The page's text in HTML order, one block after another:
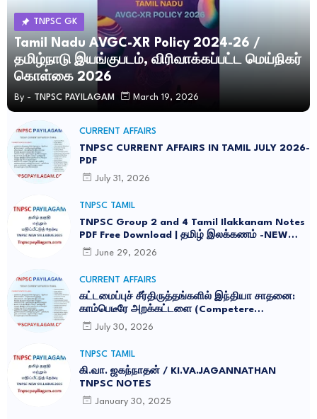
TNPSC GK
Tamil Nadu AVGC-XR Policy 2024-26 /
தமிழ்நாடு இயங்குபடம், விரிவாக்கப்பட்ட மெய்நிகர்
கொள்கை 2026
By - TNPSC PAYILAGAM March 19, 2026
CURRENT AFFAIRS
TNPSC CURRENT AFFAIRS IN TAMIL JULY 2026-
PDF
July 31, 2026
TNPSC TAMIL
TNPSC Group 2 and 4 Tamil Ilakkanam Notes
PDF Free Download | தமிழ் இலக்கணம் -NEW
SYLLABUS UPDATED -2026
June 29, 2026
CURRENT AFFAIRS
கட்டமைப்புச் சீர்திருத்தங்களில் இந்தியா சாதனை:
காம்பெடீரே அறக்கட்டளை (Competere
Foundation) வெளியிட்ட அறிக்கை
July 30, 2026
TNPSC TAMIL
கி.வா. ஜகந்நாதன் / KI.VA.JAGANNATHAN
TNPSC NOTES
January 30, 2025